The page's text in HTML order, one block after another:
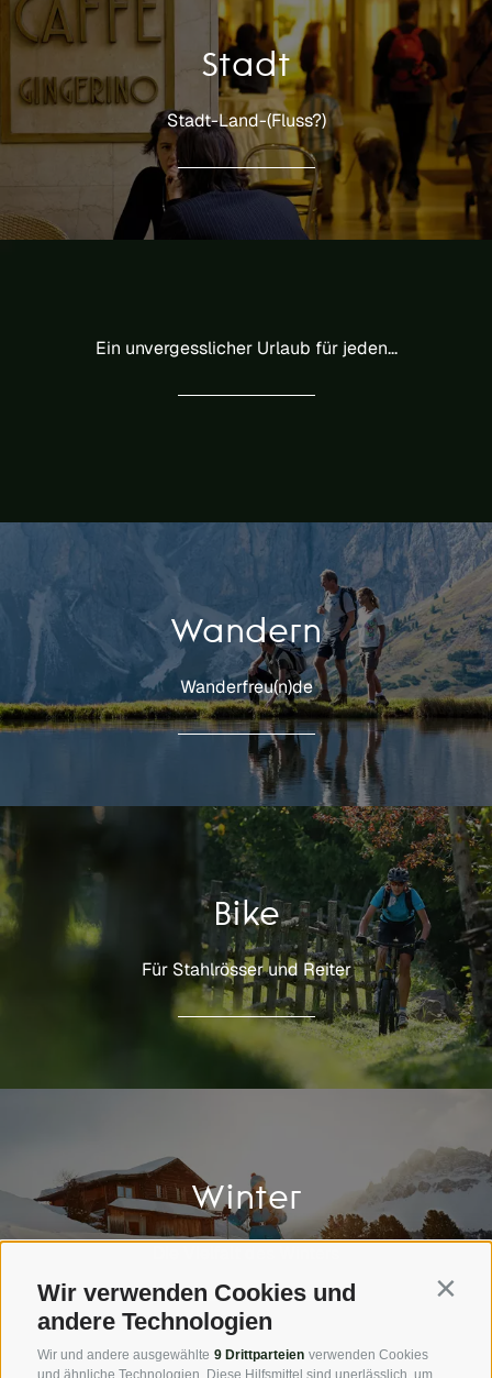
Wir verwenden Cookies und
andere Technologien
Wir und andere ausgewählte 9 Drittparteien verwenden Cookies
und ähnliche Technologien. Diese Hilfsmittel sind unerlässlich, um
Stadt
Stadt-Land-(Fluss?)
Ein unvergesslicher Urlaub für jeden...
Wandern
Wanderfreu(n)de
Bike
Für Stahlrösser und Reiter
Winter